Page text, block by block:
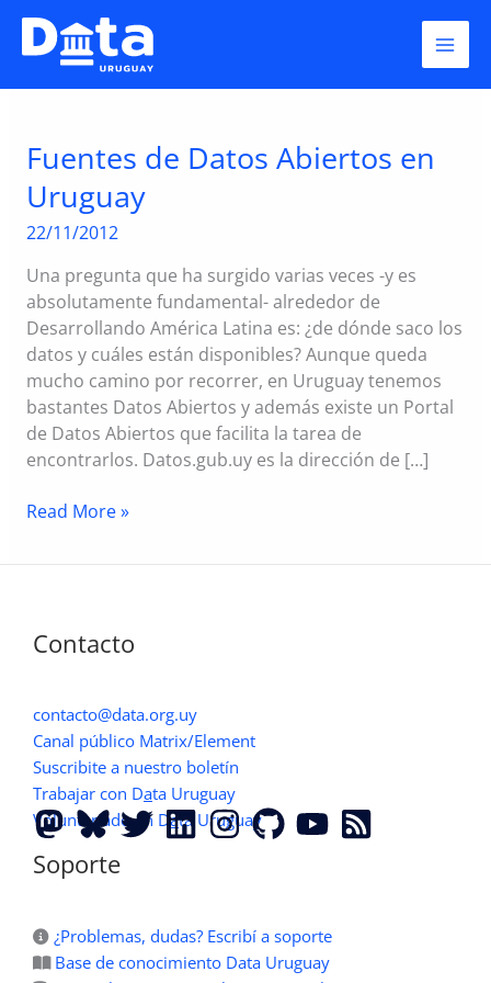
Skip
contentbases
Fuentes de Datos Abiertos en
Uruguay
22/11/2012
Una pregunta que ha surgido varias veces -y es
absolutamente fundamental- alrededor de
Desarrollando América Latina es: ¿de dónde saco los
datos y cuáles están disponibles? Aunque queda
mucho camino por recorrer, en Uruguay tenemos
bastantes Datos Abiertos y además existe un Portal
de Datos Abiertos que facilita la tarea de
encontrarlos. Datos.gub.uy es la dirección de […]
Fuentes
Datos
Uruguay
Read More »
Contacto
contacto@data.org.uy
Canal público Matrix/Element
Suscribite a nuestro boletín
Trabajar con Data Uruguay
Voluntariado en Data Uruguay
Soporte
¿Problemas, dudas? Escribí a soporte
Base de conocimiento Data Uruguay